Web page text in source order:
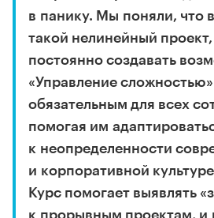
в панику. Мы поняли, что
такой нелинейный
постоянно создавать
«Управление сложностью»
обязательным для всех
помогая им
к неопределенности
и корпоративной
Курс помогает выявлять
к прорывным проектам, и